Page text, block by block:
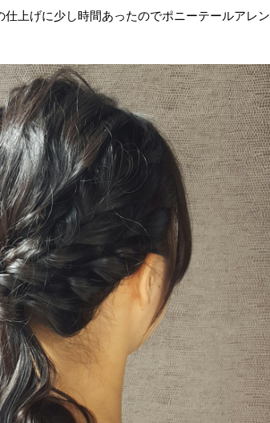
上げに少し時間あったのでポニーテールアレン